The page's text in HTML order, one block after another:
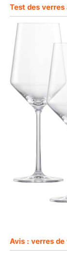
Test des
Avis : verres